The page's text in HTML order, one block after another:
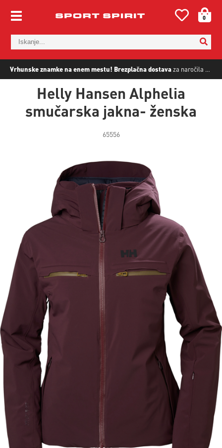
Vrhunske znamke na enem mestu! Brezplačna dostavaza naročila nad
0
Helly Hansen Alphelia
smučarska jakna- ženska
65556